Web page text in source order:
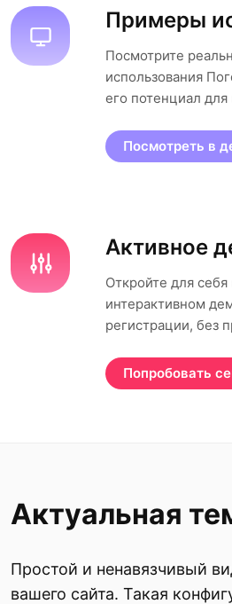
Примеры
Посмотрите
использования
его потенциал для
Посмотреть в
Активное
Откройте для
интерактивном
регистрации, без
Попробовать
Актуальная
Простой и ненавязчивый
вашего сайта. Такая